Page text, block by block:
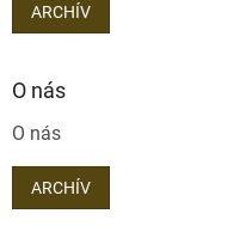
ARCHÍV
O nás
O nás
ARCHÍV